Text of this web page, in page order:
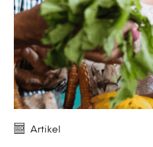
Artikel